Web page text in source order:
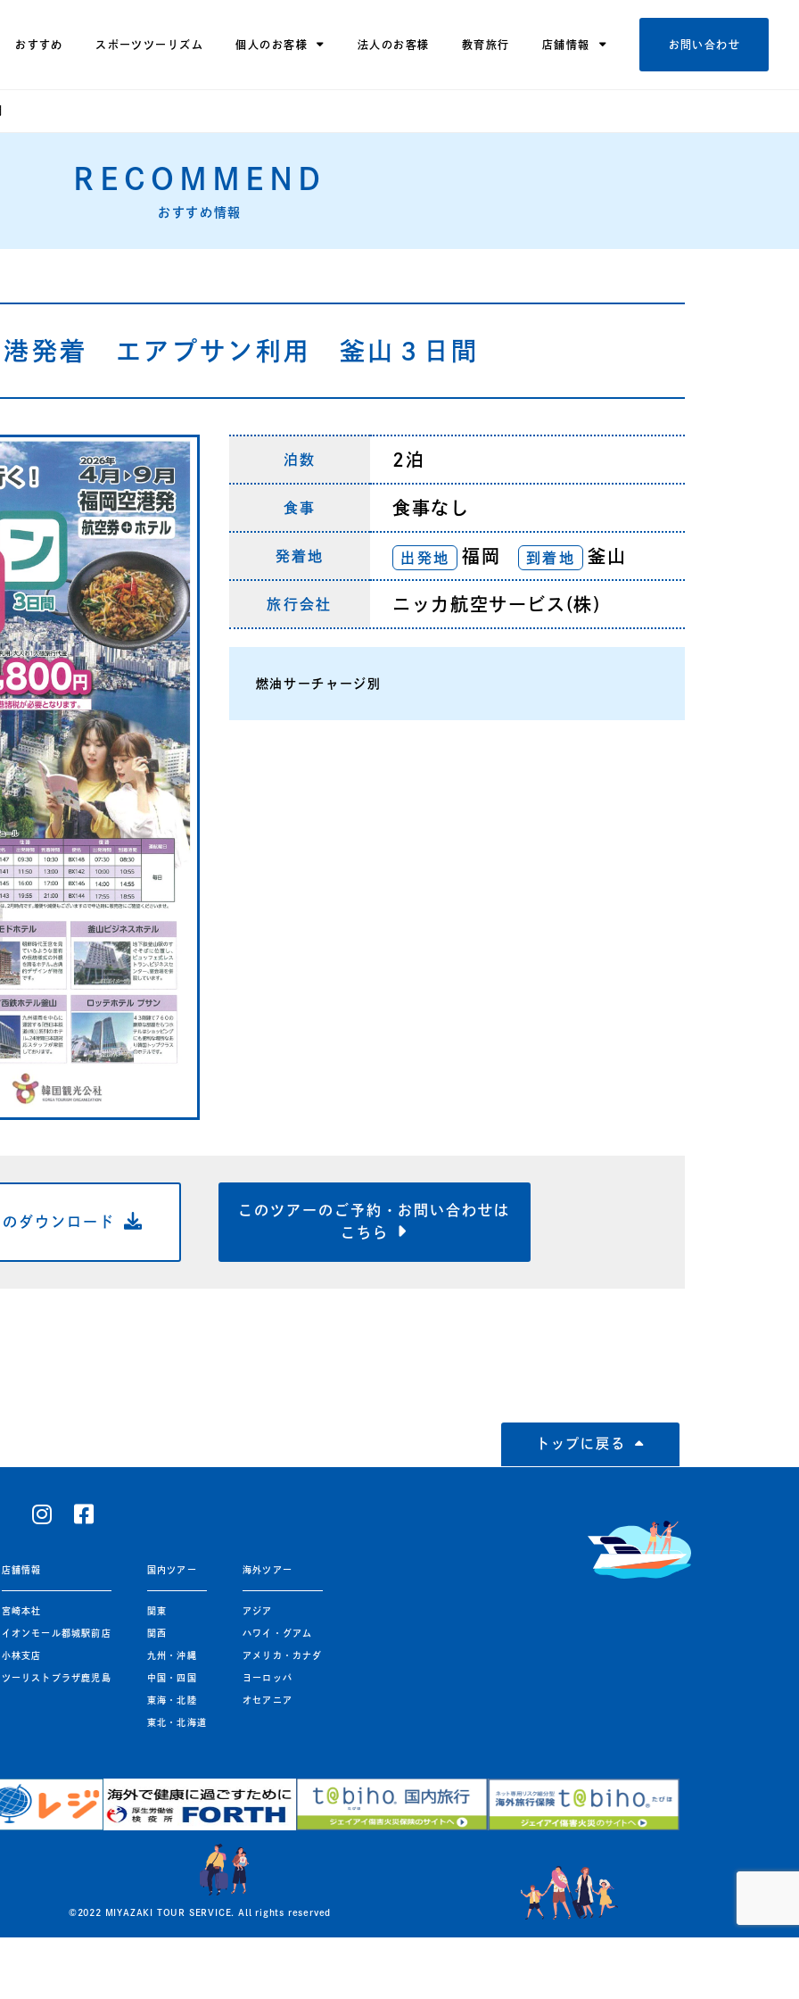
おすすめ スポーツツーリズム 個人のお客様 法人のお客様 教育旅行 店舗情報 お問い合わせ
RECOMMEND
おすすめ情報
港発着 エアプサン利用 釜山３日間
泊数 2泊
食事 食事なし
発着地 出発地 福岡 到着地 釜山
旅行会社 ニッカ航空サービス(株)
燃油サーチャージ別
ダウンロード
このツアーのご予約・お問い合わせは
こちら
トップに戻る
店舗情報
宮崎本社
イオンモール都城駅前店
小林支店
ツーリストプラザ鹿児島
国内ツアー
関東
関西
九州 ・沖縄
中国・四国
東海・北陸
東北 ・北海道
海外ツアー
アジア
ハワイ・グアム
アメリカ・カナダ
ヨーロッパ
オセアニア
©2022 MIYAZAKI TOUR SERVICE. All rights reserved